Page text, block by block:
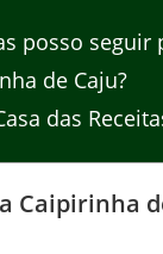
posso seguir
de Caju?
das
Caipirinha